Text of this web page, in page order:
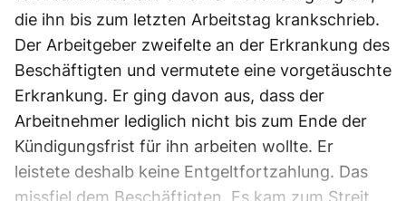
die ihn bis zum letzten Arbeitstag krankschrieb.
Der Arbeitgeber zweifelte an der Erkrankung des
Beschäftigten und vermutete eine vorgetäuschte
Erkrankung. Er ging davon aus, dass der
Arbeitnehmer lediglich nicht bis zum Ende der
Kündigungsfrist für ihn arbeiten wollte. Er
leistete deshalb keine Entgeltfortzahlung. Das